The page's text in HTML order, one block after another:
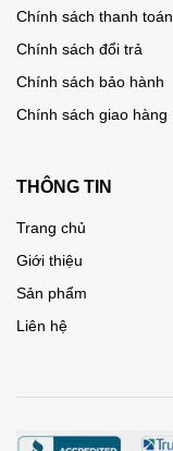
Chính sách thanh toán
Chính sách đổi trả
Chính sách bảo hành
Chính sách giao hàng
THÔNG TIN
Trang chủ
Giới thiệu
Sản phẩm
Liên hệ